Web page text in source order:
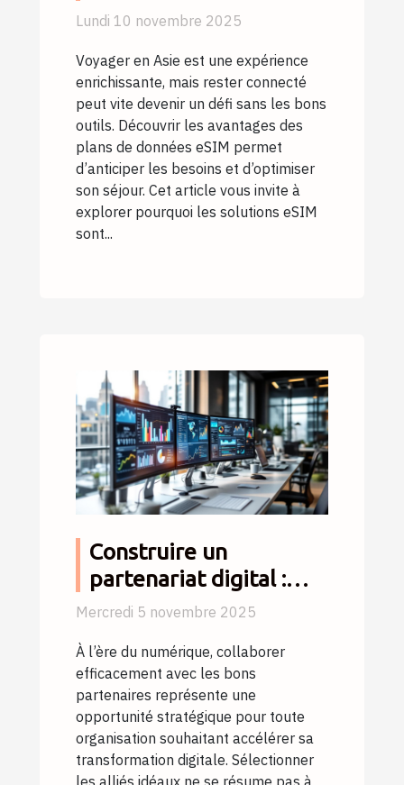
touristes en Asie
Lundi 10 novembre 2025
Voyager en Asie est une expérience
enrichissante, mais rester connecté
peut vite devenir un défi sans les bons
outils. Découvrir les avantages des
plans de données eSIM permet
d’anticiper les besoins et d’optimiser
son séjour. Cet article vous invite à
explorer pourquoi les solutions eSIM
sont...
Construire un
partenariat digital :
comment choisir les
Mercredi 5 novembre 2025
À l’ère du numérique, collaborer
efficacement avec les bons
partenaires représente une
opportunité stratégique pour toute
organisation souhaitant accélérer sa
transformation digitale. Sélectionner
les alliés idéaux ne se résume pas à